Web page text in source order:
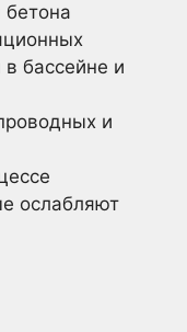
бассейне и
и
ослабляют